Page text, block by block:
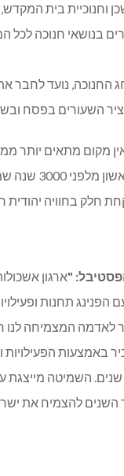
וחנוכיית בית
בנושאי חנוכה
החנוכה, נועד לחבר
השעורים בפסח
מקום מתאים יותר
חקלאות.
חלק בחוויה
"ארגון
הפנינג תחנות
לאדמה המצמיחה לנו
באמצעות הפעילויות
השמיטה מייצגת
השנים להצמיח את